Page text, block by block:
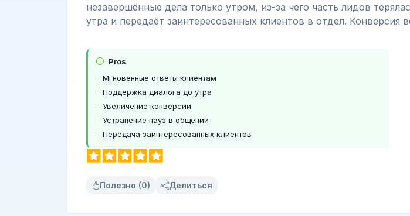
незавершённые дела только утром, из-за чего часть лидов
утра и передаёт заинтересованных клиентов в отдел. Конверсия
Pros
Мгновенные ответы клиентам
Поддержка диалога до утра
Увеличение конверсии
Устранение пауз в общении
Передача заинтересованных клиентов
Полезно (0) Делиться